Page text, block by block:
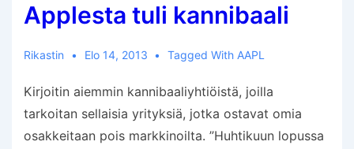
Applesta tuli kannibaali
Rikastin Elo 14, 2013 Tagged With AAPL
Kirjoitin aiemmin kannibaaliyhtiöistä, joilla
tarkoitan sellaisia yrityksiä, jotka ostavat omia
osakkeitaan pois markkinoilta. ”Huhtikuun lopussa